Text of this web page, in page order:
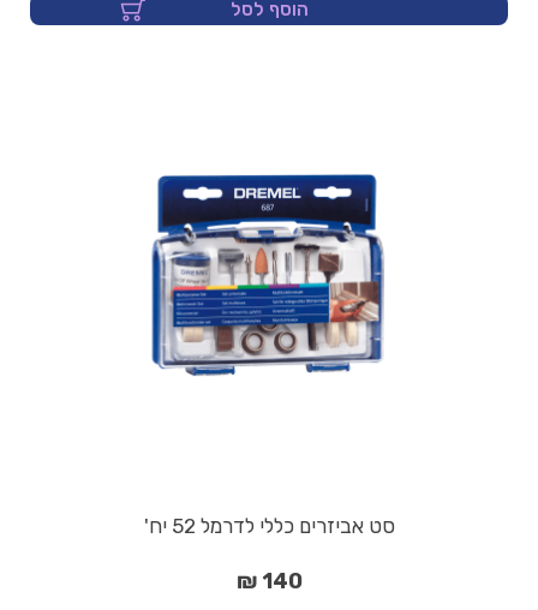
הוסף לסל
סט אביזרים כללי לדרמל 52 יח'
140 ₪